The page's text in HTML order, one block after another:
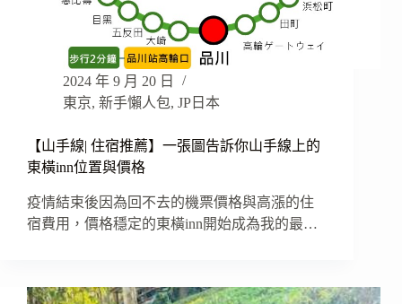
2024 年 9 月 20 日
東京, 新手懶人包, JP日本
【山手線| 住宿推薦】一張圖告訴你山手線上的
東橫inn位置與價格
疫情結束後因為回不去的機票價格與高漲的住
宿費用，價格穩定的東橫inn開始成為我的最…